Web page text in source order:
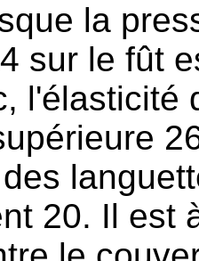
la
sur le fût
l'élasticité
20. Il est